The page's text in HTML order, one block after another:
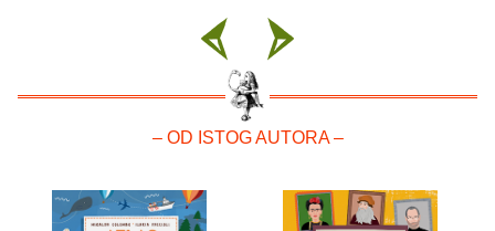
– OD ISTOG AUTORA –